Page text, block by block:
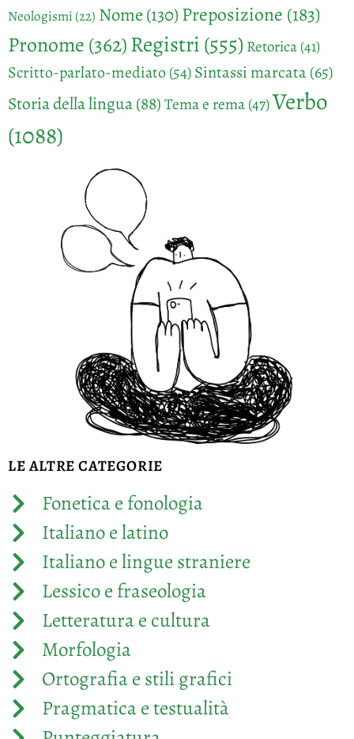
Neologismi (22) Nome(130)Preposizione (183)
Pronome (362)Registri(555) Retorica(41)
Scritto-parlato-mediato(54)Sintassi marcata(65)
Storia della lingua(88)Tema e rema(47)Verbo
(1088)
LE ALTRE CATEGORIE
Fonetica e fonologia
Italiano e latino
Italiano e lingue straniere
Lessico e fraseologia
Letteratura e cultura
Morfologia
Ortografia e stili grafici
Pragmatica e testualità